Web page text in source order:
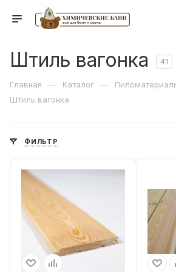
Штиль вагонка 41
Главная — Каталог —
Штиль вагонка
ФИЛЬТР
Вид дерева
Лиственница
Профиль
Штиль
Толщина
Сорт Дерева
Штиль
14
Сорт